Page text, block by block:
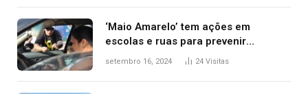
‘Maio Amarelo’ tem ações em
escolas e ruas para prevenir
acidentes no trânsito no AP
setembro 16, 2024 24 Visitas